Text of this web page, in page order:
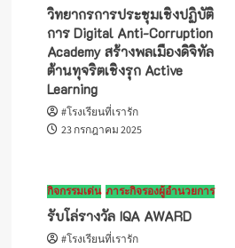
วิทยากรการประชุมเชิงปฏิบัติ
การ Digital Anti-Corruption
Academy สร้างพลเมืองดิจิทัล
ต้านทุจริตเชิงรุก Active
Learning
#โรงเรียนที่เรารัก
23 กรกฎาคม 2025
กิจกรรมเด่น ภาระกิจรองผู้อำนวยการ
รับโล่รางวัล IQA AWARD
#โรงเรียนที่เรารัก